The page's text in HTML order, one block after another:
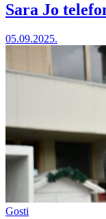
Sara Jo
05.09.2025.
Gosti